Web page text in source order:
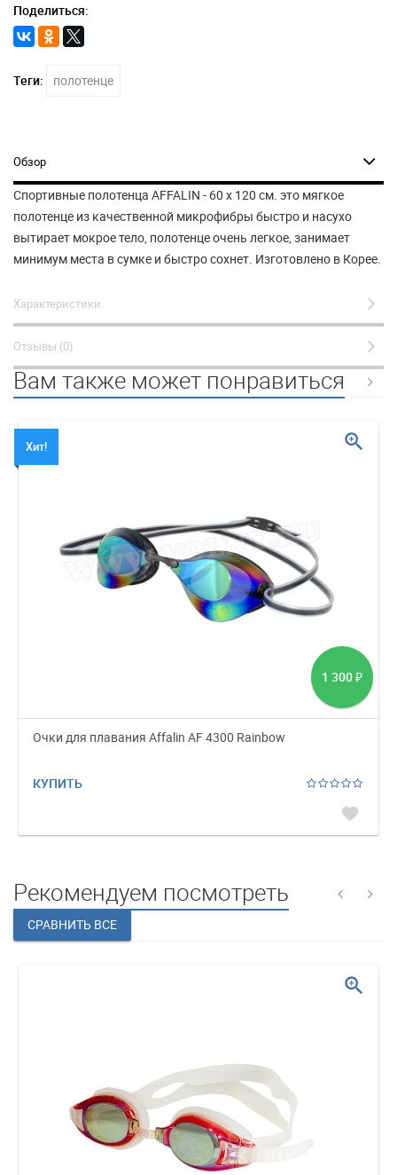
Поделиться:
Теги: полотенце
Обзор
Спортивные полотенца AFFALIN - 60 х 120 см. это мягкое
полотенце из качественной микрофибры быстро и насухо
вытирает мокрое тело, полотенце очень легкое, занимает
минимум места в сумке и быстро сохнет. Изготовлено в Корее.
Характеристики
Отзывы (0)
Вам также может понравиться
Хит!
1 300 ₽
Очки для плавания Affalin AF 4300 Rainbow
КУПИТЬ
favorite
zoom_in
Рекомендуем посмотреть
zoom_in